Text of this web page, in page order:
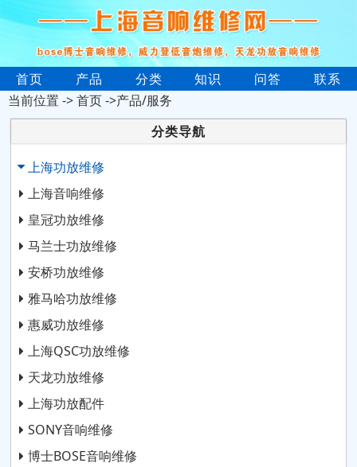
首页 产品 分类 知识 问答
联系
当前位置 ->首页->产品/服务
分类导航
上海功放维修
上海音响维修
皇冠功放维修
马兰士功放维修
安桥功放维修
雅马哈功放维修
惠威功放维修
上海QSC功放维修
天龙功放维修
上海功放配件
SONY音响维修
博士BOSE音响维修